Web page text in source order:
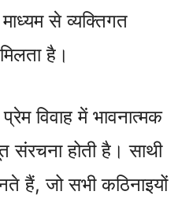
से व्यक्तिगत
है।
विवाह में भावनात्मक
होती है। साथी
हैं, जो सभी कठिनाइयों